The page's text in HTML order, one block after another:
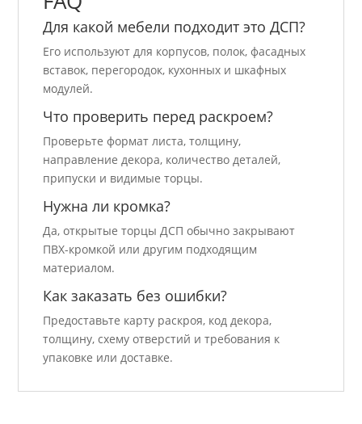
Для какой мебели подходит это ДСП?
Его используют для корпусов, полок, фасадных
вставок, перегородок, кухонных и шкафных
модулей.
Что проверить перед раскроем?
Проверьте формат листа, толщину,
направление декора, количество деталей,
припуски и видимые торцы.
Нужна ли кромка?
Да, открытые торцы ДСП обычно закрывают
ПВХ-кромкой или другим подходящим
материалом.
Как заказать без ошибки?
Предоставьте карту раскроя, код декора,
толщину, схему отверстий и требования к
упаковке или доставке.